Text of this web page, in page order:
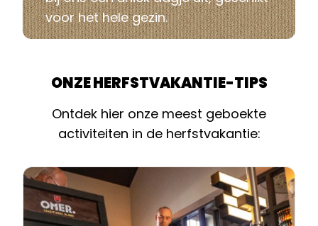
voor het hele gezin.
ONZE HERFSTVAKANTIE-TIPS
Ontdek hier onze meest geboekte
activiteiten in de herfstvakantie: